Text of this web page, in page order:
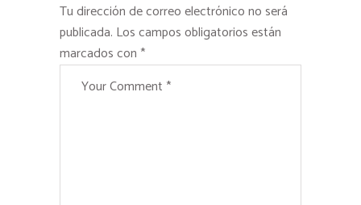
Tu dirección de correo electrónico no será
publicada. Los campos obligatorios están
marcados con *